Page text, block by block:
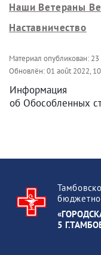
Наши Ветераны
Наставничество
Материал опубликован:
Обновлён:01 août 2022,
Информация
об Обособленных
5